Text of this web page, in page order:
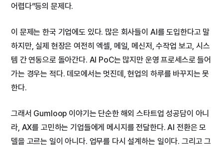
어렵다”등의 문제다.
이 문제는 한국 기업에도 있다. 많은 회사들이 AI를 도입한다고 말
하지만, 실제 현장은 여전히 엑셀, 메일, 메신저, 수작업 보고, 시스
템 간 연동으로 돌아간다. AI PoC는 많지만 운영 프로세스로 들어
가는 경우는 적다. 데모에서는 멋진데, 현업의 하루를 바꾸지는 못
한다.
그래서 Gumloop 이야기는 단순한 해외 스타트업 성공담이 아니
라, AX를 고민하는 기업들에게 메시지를 전달한다. AI 전환은 모
델을 고르는 일이 아니다. 업무를 다시 설계하는 일이다. 그리고 그